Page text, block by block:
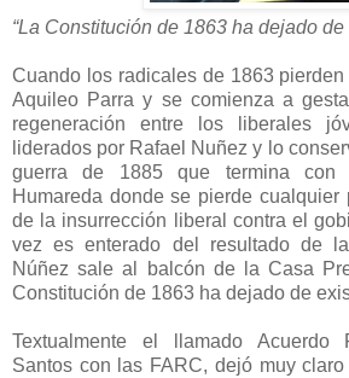
“La Constitución de 1863 ha dejado de
Cuando los radicales de 1863
Aquileo Parra y se comienza a
regeneración entre los liberales
liderados por Rafael Nuñez y lo
guerra de 1885 que termina
Humareda donde se pierde cualquier
de la insurrección liberal contra el
vez es enterado del resultado de
Núñez sale al balcón de la Casa
Constitución de 1863 ha dejado de
Textualmente el llamado Acuerdo
Santos con las FARC, dejó muy